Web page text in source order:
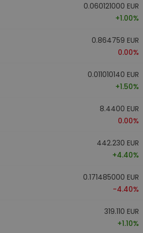
0.060121000 EUR
+1.00%
0.864759 EUR
0.00%
0.011010140 EUR
+1.50%
8.4400 EUR
0.00%
442.230 EUR
+4.40%
0.171485000 EUR
-4.40%
319.110 EUR
+1.10%